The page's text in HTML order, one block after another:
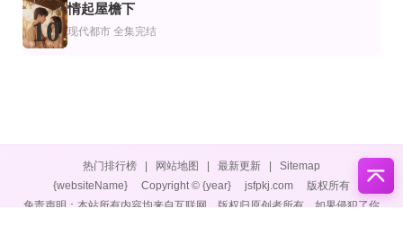
10
情起屋檐下
现代都市 全集完结
热门排行榜 网站地图 最新更新
Sitemap
{websiteName}
Copyright © {year} jsfpkj.com
版权所有
免责声明：本站所有内容均来自互联网，版权归原创者所有，如果侵犯了你